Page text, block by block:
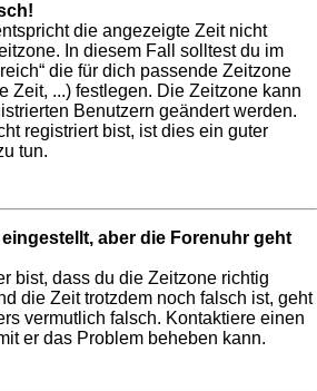
die angezeigte Zeit nicht
In diesem Fall solltest du im
die für dich passende Zeitzone
Zeit, ...) festlegen. Die Zeitzone kann
Benutzern geändert werden.
registriert bist, ist dies ein guter
tun.
aber die Forenuhr geht
bist, dass du die Zeitzone richtig
die Zeit trotzdem noch falsch ist, geht
vermutlich falsch. Kontaktiere einen
er das Problem beheben kann.